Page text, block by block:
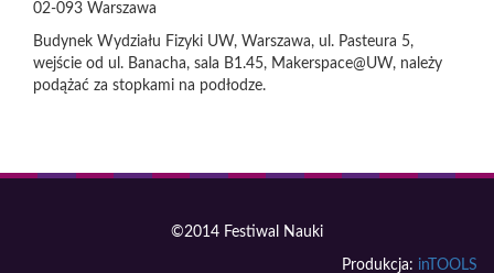
02-093 Warszawa
Budynek Wydziału Fizyki UW, Warszawa, ul. Pasteura 5,
wejście od ul. Banacha, sala B1.45, Makerspace@UW, należy
podążać za stopkami na podłodze.
©2014 Festiwal Nauki
Produkcja: inTOOLS